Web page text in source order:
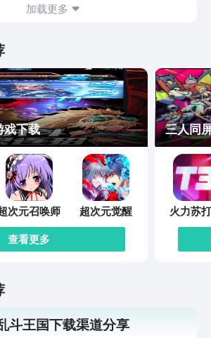
加载更多
戏下载
次元召唤师
超次元觉醒
查看更多
三人同
火力苏
斗王国下载渠道分享